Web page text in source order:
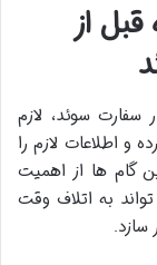
از
سوئد، لازم
و اطلاعات لازم را
گام ها از اهمیت
به اتلاف وقت
سازد.